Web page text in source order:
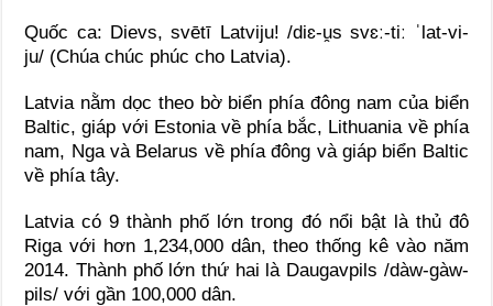
Quốc ca: Dievs, svētī Latviju! /diɛ-u̯s svɛː-tiː ˈlat-vi-
ju/ (Chúa chúc phúc cho Latvia).
Latvia nằm dọc theo bờ biển phía đông nam của biển
Baltic, giáp với Estonia về phía bắc, Lithuania về phía
nam, Nga và Belarus về phía đông và giáp biển Baltic
về phía tây.
Latvia có 9 thành phố lớn trong đó nổi bật là thủ đô
Riga với hơn 1,234,000 dân, theo thống kê vào năm
2014. Thành phố lớn thứ hai là Daugavpils /dàw-ɡàw-
pils/ với gần 100,000 dân.